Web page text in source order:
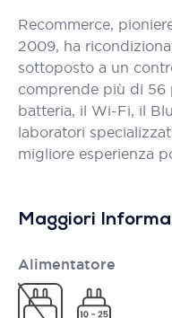
Recommerce,
2009, ha
sottoposto a un
comprende più di 56
batteria, il Wi-Fi, il
laboratori
migliore esperienza
Maggiori
Alimentatore